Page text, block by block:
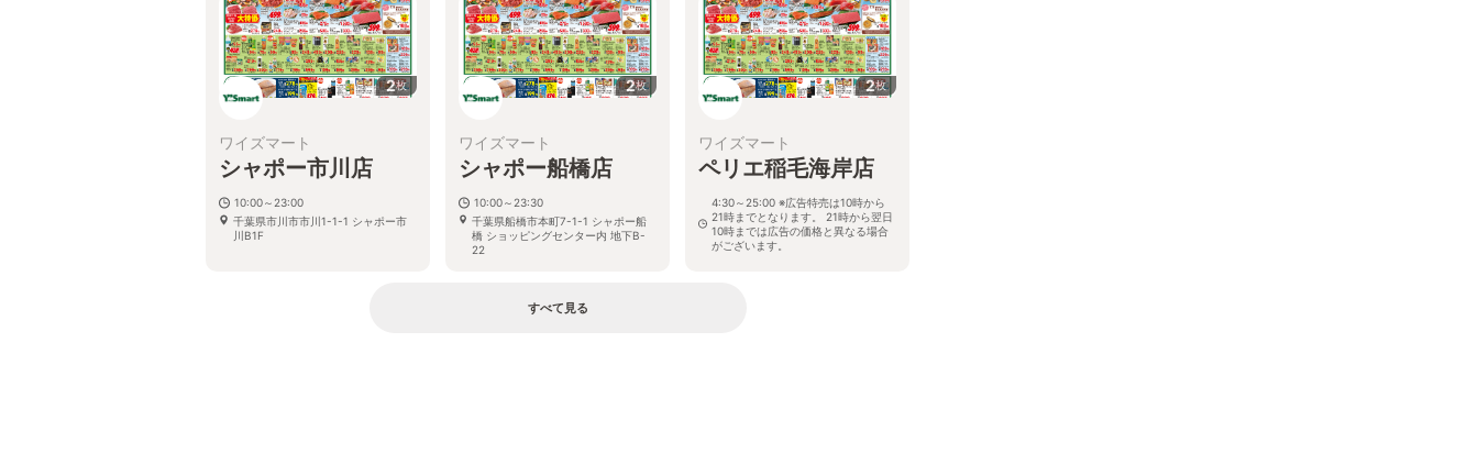
2枚
ワイズマート
シャポー市川店
10:00～23:00
千葉県市川市市川1-1-1 シャポー市
川B1F
2枚
ワイズマート
シャポー船橋店
10:00～23:30
千葉県船橋市本町7-1-1 シャポー船
橋 ショッピングセンター内 地下B-
22
2枚
ワイズマート
ペリエ稲毛海岸店
4:30～25:00 ※広告特売は10時から
21時までとなります。 21時から翌日
10時までは広告の価格と異なる場合
がございます。
すべて見る